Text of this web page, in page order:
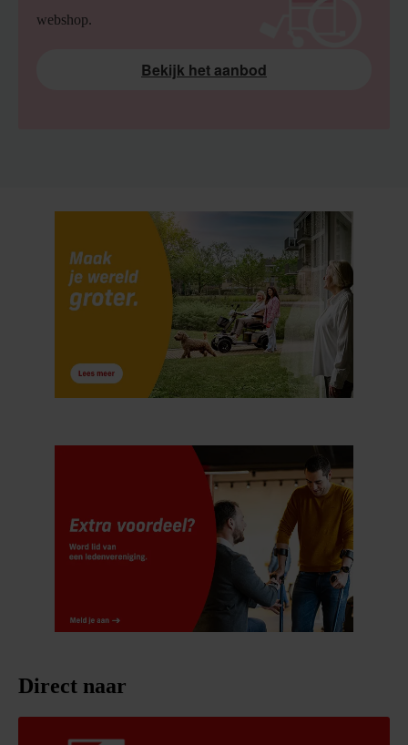
webshop.
Bekijk het aanbod
Direct naar